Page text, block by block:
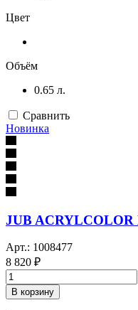
Цвет
Объём
0.65 л.
Сравнить
Новинка
JUB ACRYLCOLOR
Арт.: 1008477
8 820 ₽
В корзину